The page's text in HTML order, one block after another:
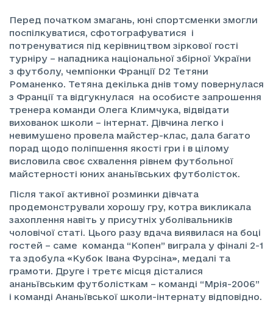
Перед початком змагань, юні спортсменки змогли
поспілкуватися, сфотографуватися і
потренуватися під керівництвом зіркової гості
турніру – нападника національної збірної України
з футболу, чемпіонки Франції D2 Тетяни
Романенко. Тетяна декілька днів тому повернулася
з Франції та відгукнулася на особисте запрошення
тренера команди Олега Климчука, відвідати
вихованок школи – інтернат. Дівчина легко і
невимушено провела майстер-клас, дала багато
порад щодо поліпшення якості гри і в цілому
висловила своє схвалення рівнем футбольної
майстерності юних ананьївських футболісток.
Після такої активної розминки дівчата
продемонстрували хорошу гру, котра викликала
захоплення навіть у присутніх уболівальників
чоловічої статі. Цього разу вдача виявилася на боці
гостей – саме команда “Копен” виграла у фіналі 2-1
та здобула «Кубок Івана Фурсіна», медалі та
грамоти. Друге і третє місця дісталися
ананьївським футболісткам – команді “Мрія-2006”
і команді Ананьївської школи-інтернату відповідно.